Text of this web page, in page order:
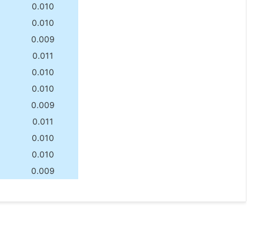
0.010
0.010
0.009
0.011
0.010
0.010
0.009
0.011
0.010
0.010
0.009